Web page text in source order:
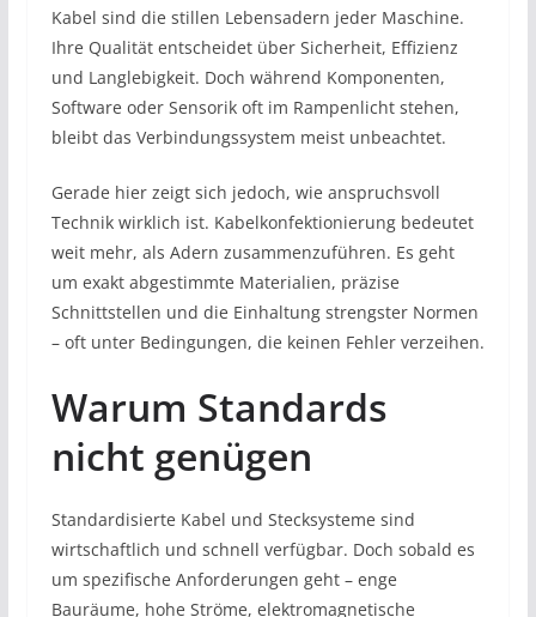
Kabel sind die stillen Lebensadern jeder Maschine.
Ihre Qualität entscheidet über Sicherheit, Effizienz
und Langlebigkeit. Doch während Komponenten,
Software oder Sensorik oft im Rampenlicht stehen,
bleibt das Verbindungssystem meist unbeachtet.
Gerade hier zeigt sich jedoch, wie anspruchsvoll
Technik wirklich ist. Kabelkonfektionierung bedeutet
weit mehr, als Adern zusammenzuführen. Es geht
um exakt abgestimmte Materialien, präzise
Schnittstellen und die Einhaltung strengster Normen
– oft unter Bedingungen, die keinen Fehler verzeihen.
Warum Standards
nicht genügen
Standardisierte Kabel und Stecksysteme sind
wirtschaftlich und schnell verfügbar. Doch sobald es
um spezifische Anforderungen geht – enge
Bauräume, hohe Ströme, elektromagnetische